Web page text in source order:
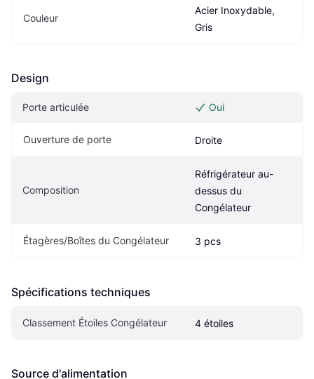
Couleur
Acier Inoxydable,
Gris
Design
Porte articulée Oui
Ouverture de porte Droite
Composition
Réfrigérateur au-
dessus du
Congélateur
Étagères/Boîtes du Congélateur 3 pcs
Spécifications techniques
Classement Étoiles Congélateur 4 étoiles
Source d'alimentation